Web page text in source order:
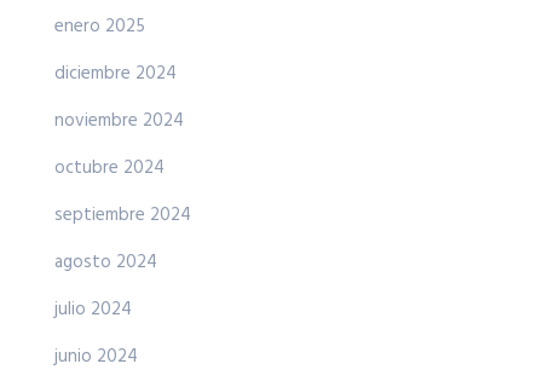
enero 2025
diciembre 2024
noviembre 2024
octubre 2024
septiembre 2024
agosto 2024
julio 2024
junio 2024